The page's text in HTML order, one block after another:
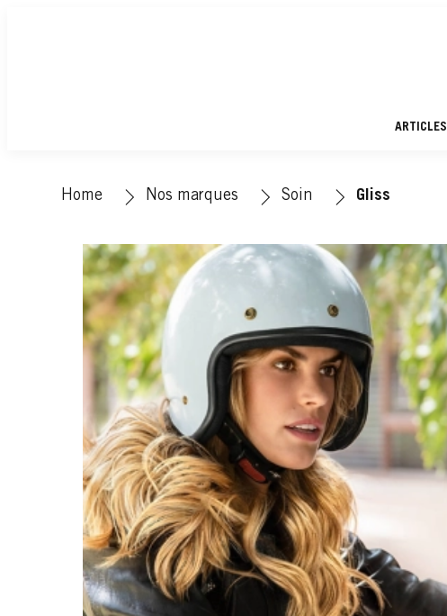
ARTICLES
Home Nos marques Soin Gliss